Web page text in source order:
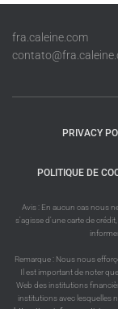
fra.caleine.com
PRIVACY
POLITIQUE DE
Avis : En aucun cas nous
s'agisse d'une carte de
Remarque : Nous nous
Il est important de noter
Web des institutions
institutions avec lesquelles